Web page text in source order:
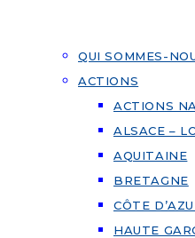
QUI SOMMES-
ACTIONS
ACTIONS
ALSACE –
AQUITAINE
BRETAGNE
CÔTE
HAUTE